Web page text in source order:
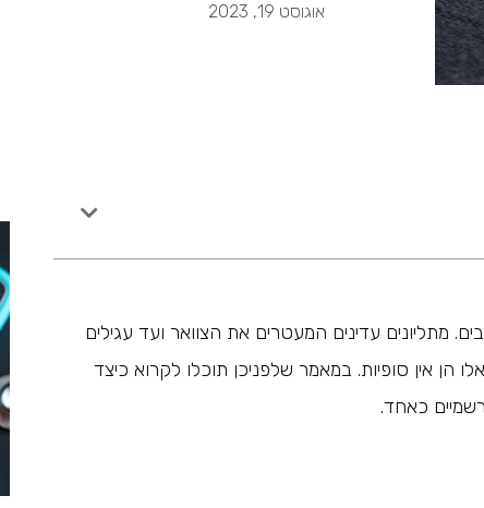
אוגוסט 19, 2023
מתליונים עדינים המעטרים את הצוואר ועד עגילים
הן אין סופיות. במאמר שלפניכן תוכלו לקרוא כיצד
כאחד.